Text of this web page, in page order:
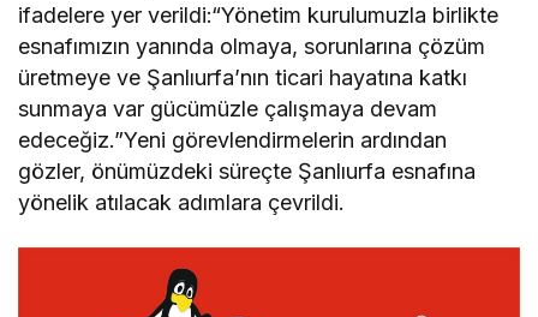
ifadelere yer verildi:“Yönetim kurulumuzla birlikte
esnafımızın yanında olmaya, sorunlarına çözüm
üretmeye ve Şanlıurfa’nın ticari hayatına katkı
sunmaya var gücümüzle çalışmaya devam
edeceğiz.”Yeni görevlendirmelerin ardından
gözler, önümüzdeki süreçte Şanlıurfa esnafına
yönelik atılacak adımlara çevrildi.